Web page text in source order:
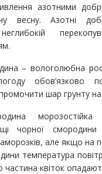
азотними
весну. Азотні
– вологолюбна
обов’язково
шар грунту
морозостійка
чорної
але якщо на
температура
квіток